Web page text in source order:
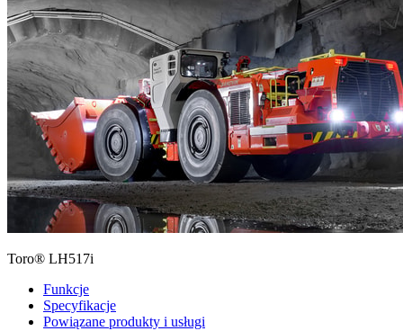
Toro® LH517i
Funkcje
Specyfikacje
Powiązane produkty i usługi